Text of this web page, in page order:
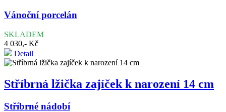
Vánoční porcelán
SKLADEM
4 030,- Kč
Detail
Stříbrná lžička zajíček k narození 14 cm
Stříbrné nádobí